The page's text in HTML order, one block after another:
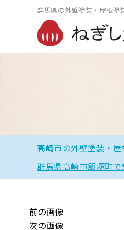
群馬県の外壁塗装・屋根塗
高崎市の外壁塗装・
群馬県高崎市飯塚町
前の画像
次の画像